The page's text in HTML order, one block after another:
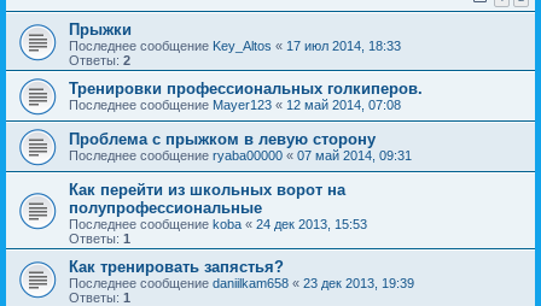
Прыжки
Последнее сообщение Key_Altos « 17 июл 2014, 18:33
Ответы: 2
Тренировки профессиональных голкиперов.
Последнее сообщение Mayer123 « 12 май 2014, 07:08
Проблема с прыжком в левую сторону
Последнее сообщение ryaba00000 « 07 май 2014, 09:31
Как перейти из школьных ворот на
полупрофессиональные
Последнее сообщение koba « 24 дек 2013, 15:53
Ответы: 1
Как тренировать запястья?
Последнее сообщение daniilkam658 « 23 дек 2013, 19:39
Ответы: 1